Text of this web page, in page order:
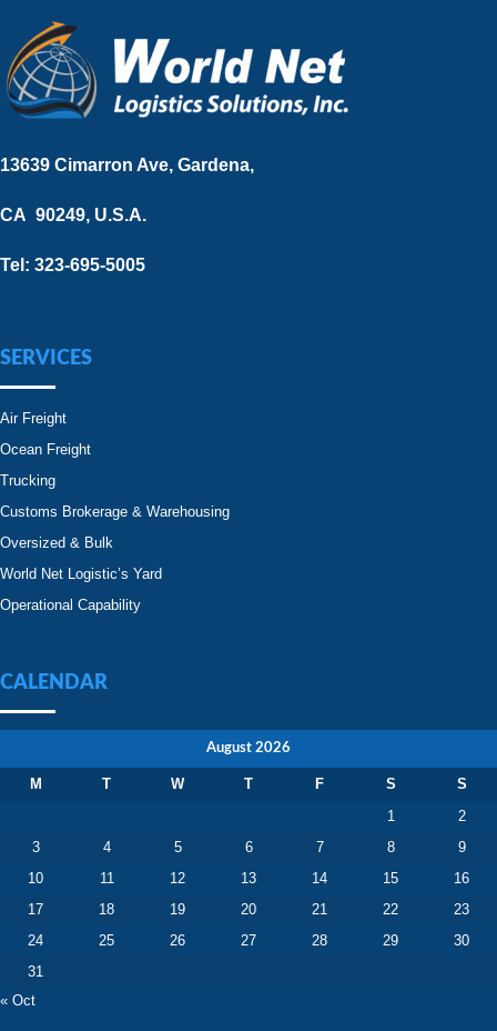
13639 Cimarron Ave, Gardena,
CA 90249, U.S.A.
Tel: 323-695-5005
SERVICES
Air Freight
Ocean Freight
Trucking
Customs Brokerage & Warehousing
Oversized & Bulk
World Net Logistic’s Yard
Operational Capability
CALENDAR
August 2026
M T W T F S
S
1
2
3
4 5 6 7 8
9
10
11 12 13 14 15
16
17
18 19 20 21 22
23
24
25 26 27 28 29
30
31
« Oct